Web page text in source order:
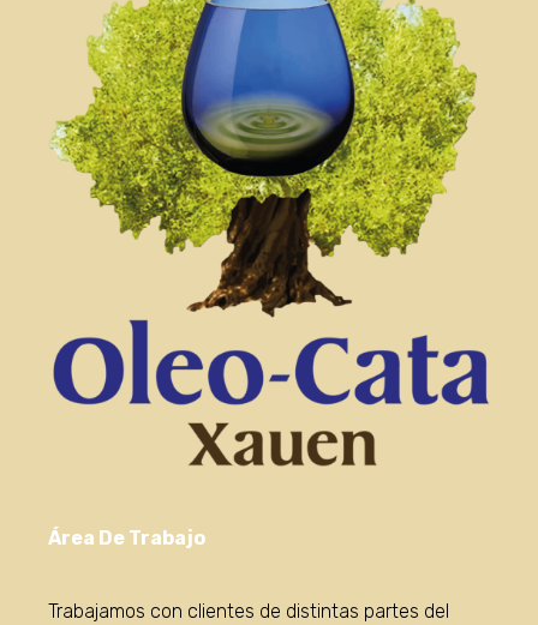
Área De Trabajo
Trabajamos con clientes de distintas partes del